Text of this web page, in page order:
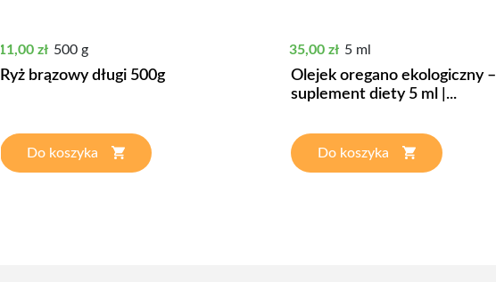
Cena
11,00 zł 500 g
Ryż brązowy długi 500g
Do koszyka
Cena
35,00 zł 5 ml
Olejek oregano ekologiczny –
suplement diety 5 ml |...
Do koszyka